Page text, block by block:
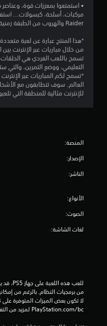
• استمتعوا بمعززات قوة، وعناصر
مركبات، أسلحة، كبسولات...
Raider والهروب من الطبقة زمنية!
*هذا المنتج عبارة عن لعبة
من خلال مباريات عبر الإنترنت بين
تسمح باللعب الفردي هي
التعليمي، ووضع التمرين، والتي
*تسمح لكم المباريات عبر
العالم. سوف تتطابقون مع
للإنترنت مثالية للمنطقة التي
المنصة:
الإصدار:
الناشر:
الأنواع:
الصوت:
لغات الشاشة:
‎PlayStation.com/bc لمزيد من التفاصيل.